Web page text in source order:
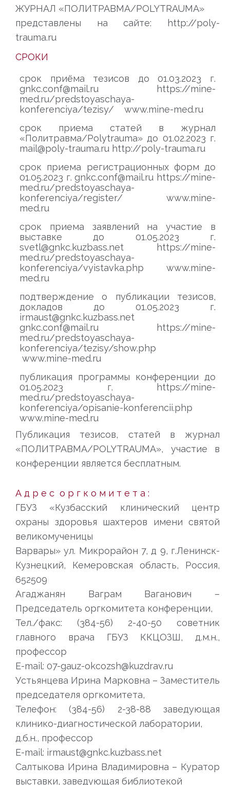
ЖУРНАЛ «ПОЛИТРАВМА/POLYTRAUMA»
представлены на сайте: http://poly-
trauma.ru
СРОКИ
срок приёма тезисов до 01.03.2023 г.
gnkc.conf@mail.ru https://mine-
med.ru/predstoyaschaya-
konferenciya/tezisy/ www.mine-med.ru
срок приема статей в журнал
«Политравма/Polytrauma» до 01.02.2023 г.
mail@poly-trauma.ru http://poly-trauma.ru
срок приема регистрационных форм до
01.05.2023 г. gnkc.conf@mail.ru https://mine-
med.ru/predstoyaschaya-
konferenciya/register/ www.mine-
med.ru
срок приема заявлений на участие в
выставке до 01.05.2023 г.
svetl@gnkc.kuzbass.net https://mine-
med.ru/predstoyaschaya-
konferenciya/vyistavka.php www.mine-
med.ru
подтверждение о публикации тезисов,
докладов до 01.05.2023 г.
irmaust@gnkc.kuzbass.net
gnkc.conf@mail.ru https://mine-
med.ru/predstoyaschaya-
konferenciya/tezisy/show.php
www.mine-med.ru
публикация программы конференции до
01.05.2023 г. https://mine-
med.ru/predstoyaschaya-
konferenciya/opisanie-konferencii.php
www.mine-med.ru
Публикация тезисов, статей в журнал
«ПОЛИТРАВМА/POLYTRAUMA», участие в
конференции является бесплатным.
А д р е с о р г к о м и т е т а :
ГБУЗ «Кузбасский клинический центр
охраны здоровья шахтеров имени святой
великомученицы
Варвары» ул. Микрорайон 7, д 9, г.Ленинск-
Кузнецкий, Кемеровская область, Россия,
652509
Агаджанян Ваграм Ваганович –
Председатель оргкомитета конференции,
Тел./факс: (384-56) 2-40-50 советник
главного врача ГБУЗ ККЦОЗШ, д.м.н.,
профессор
E-mail: 07-gauz-okcozsh@kuzdrav.ru
Устьянцева Ирина Марковна – Заместитель
председателя оргкомитета,
Телефон: (384-56) 2-38-88 заведующая
клинико-диагностической лаборатории,
д.б.н., профессор
E-mail: irmaust@gnkc.kuzbass.net
Салтыкова Ирина Владимировна – Куратор
выставки, заведующая библиотекой